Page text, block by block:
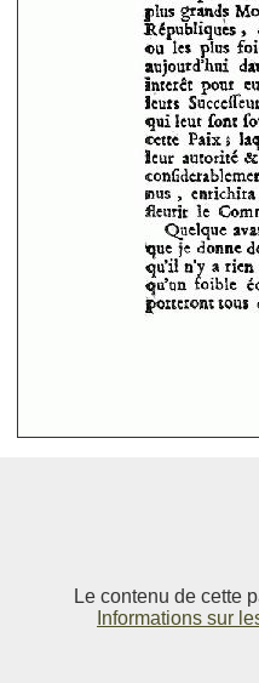
Le contenu de cette
Informations sur